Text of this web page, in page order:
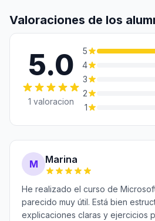
Valoraciones de los
5.0
1 valoracion
5
4
3
2
1
M Marina
He realizado el curso de
parecido muy útil. Está bien
explicaciones claras y ejercicios